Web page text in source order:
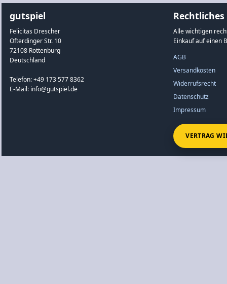
gutspiel
Felicitas Drescher
Ofterdinger Str. 10
72108 Rottenburg
Deutschland
Telefon: +49 173 577 8362
E-Mail: info@gutspiel.de
Rechtliches
Alle wichtigen
Einkauf auf einen
AGB
Versandkosten
Widerrufsrecht
Datenschutz
Impressum
VERTRAG